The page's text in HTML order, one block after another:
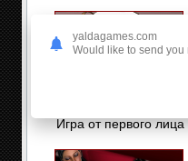
Игра от первого лица
yaldagames.com
Would like to send you